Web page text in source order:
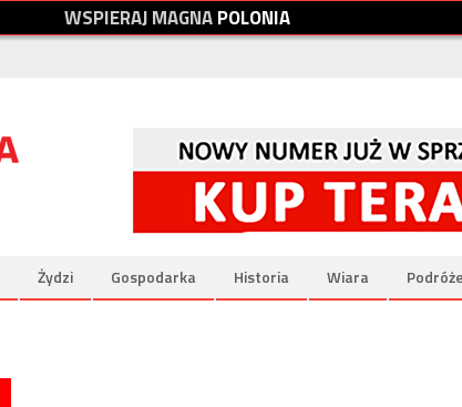
WSPIERAJMAGNAPOLONIA
Żydzi Gospodarka Historia Wiara Podróże